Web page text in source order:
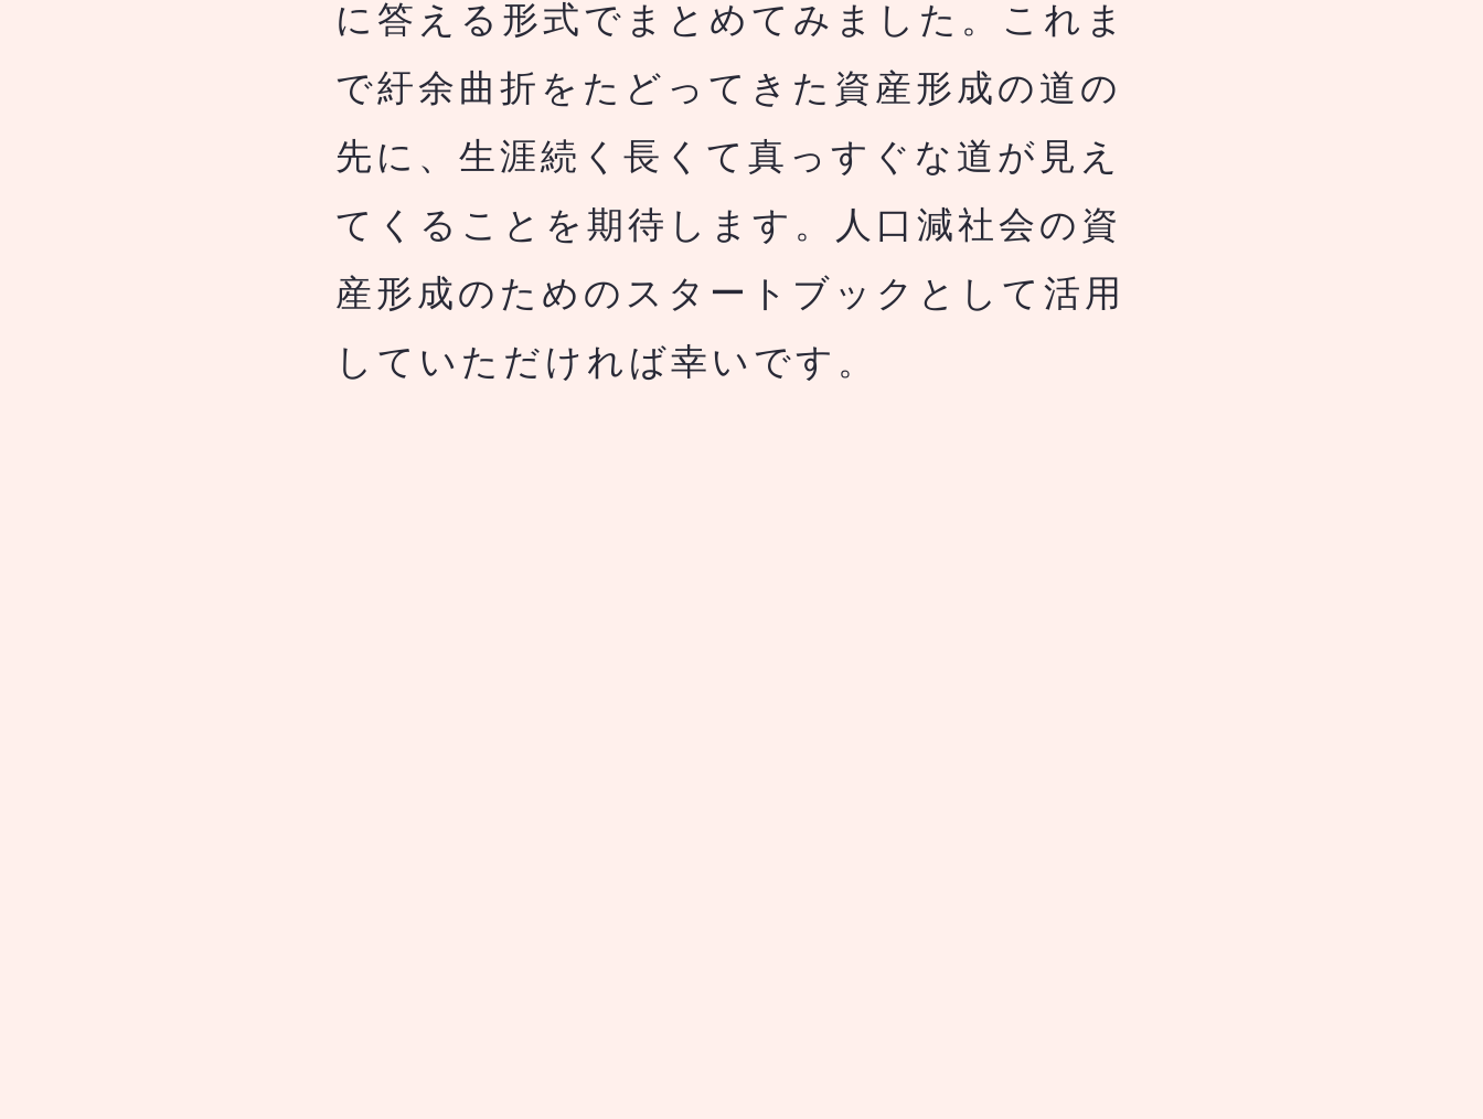
に答える形式でまとめてみました。これま
で紆余曲折をたどってきた資産形成の道の
先に、生涯続く長くて真っすぐな道が見え
てくることを期待します。人口減社会の資
産形成のためのスタートブックとして活用
していただければ幸いです。